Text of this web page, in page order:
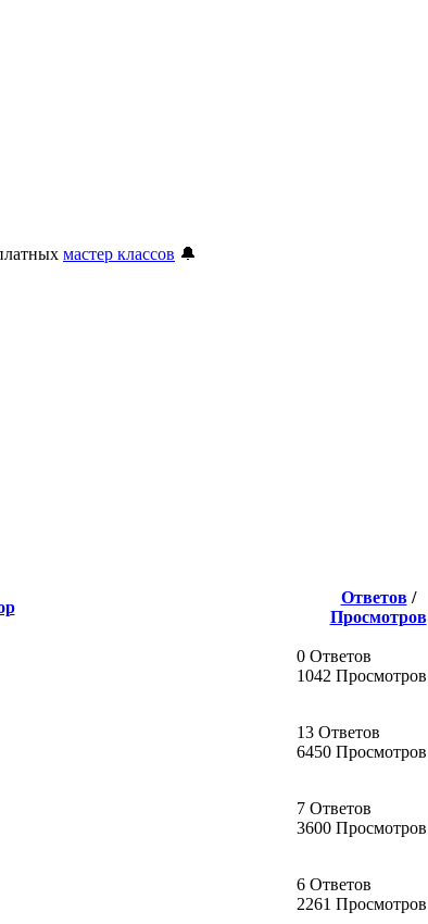
мастер классов 🔔
Ответов/
Просмотров
0 Ответов
1042 Просмотров
13 Ответов
6450 Просмотров
7 Ответов
3600 Просмотров
6 Ответов
2261 Просмотров